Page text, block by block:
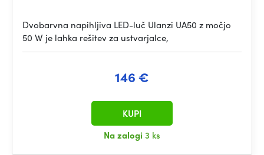
Dvobarvna napihljiva LED-luč Ulanzi UA50 z močjo
50 W je lahka rešitev za ustvarjalce,
146 €
Na zalogi 3 ks
KUPI